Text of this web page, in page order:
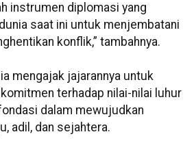
instrumen diplomasi yang
saat ini untuk menjembatani
konflik,” tambahnya.
mengajak jajarannya untuk
terhadap nilai-nilai luhur
dalam mewujudkan
adil, dan sejahtera.